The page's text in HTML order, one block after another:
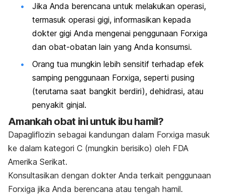
Jika Anda berencana untuk melakukan operasi,
termasuk operasi gigi, informasikan kepada
dokter gigi Anda mengenai penggunaan Forxiga
dan obat-obatan lain yang Anda konsumsi.
Orang tua mungkin lebih sensitif terhadap efek
samping penggunaan Forxiga, seperti pusing
(terutama saat bangkit berdiri), dehidrasi, atau
penyakit ginjal.
Amankah obat ini untuk ibu hamil?
Dapagliflozin sebagai kandungan dalam Forxiga masuk
ke dalam kategori C (mungkin berisiko) oleh FDA
Amerika Serikat.
Konsultasikan dengan dokter Anda terkait penggunaan
Forxiga jika Anda berencana atau tengah hamil.